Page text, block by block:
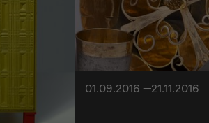
01.09.2016 —21.11.2016